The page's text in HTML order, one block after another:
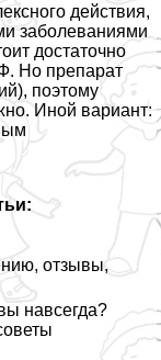
действия,
заболеваниями
достаточно
Но препарат
поэтому
Иной вариант:
отзывы,
навсегда?